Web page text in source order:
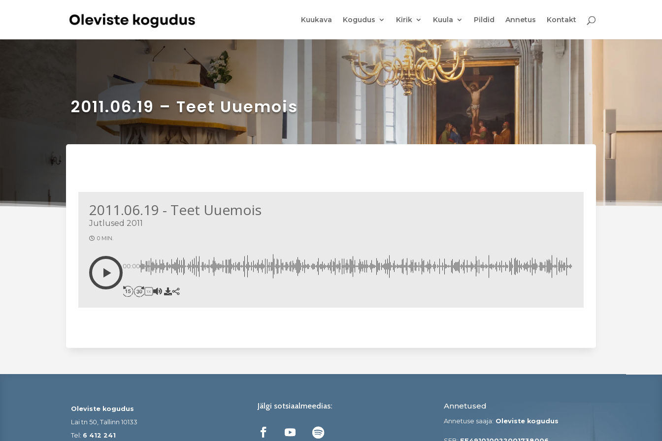
Kuukava Kogudus Kirik Kuula Pildid Annetus Kontakt
2011.06.19 – Teet Uuemois
2011.06.19 - Teet Uuemois
Jutlused 2011
0 MIN.
00:00
1X
Oleviste kogudus
Lai tn 50, Tallinn 10133
Tel: 6 412 241
Jälgi sotsiaalmeedias: Annetused
Annetuse saaja: Oleviste kogudus